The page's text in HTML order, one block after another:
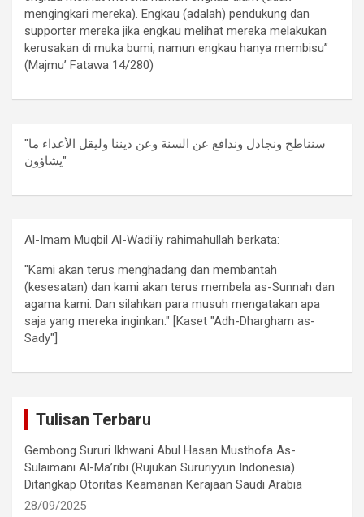
mengingkari mereka). Engkau (adalah) pendukung dan
supporter mereka jika engkau melihat mereka melakukan
kerusakan di muka bumi, namun engkau hanya membisu”
(Majmu’ Fatawa 14/280)
"سنناطح ونجادل وندافع عن السنة وعن ديننا وليقل الأعداء ما
يشاؤون"
Al-Imam Muqbil Al-Wadi'iy rahimahullah berkata:
"Kami akan terus menghadang dan membantah
(kesesatan) dan kami akan terus membela as-Sunnah dan
agama kami. Dan silahkan para musuh mengatakan apa
saja yang mereka inginkan." [Kaset "Adh-Dhargham as-
Sady"]
Tulisan Terbaru
Gembong Sururi Ikhwani Abul Hasan Musthofa As-
Sulaimani Al-Ma’ribi (Rujukan Sururiyyun Indonesia)
Ditangkap Otoritas Keamanan Kerajaan Saudi Arabia
28/09/2025